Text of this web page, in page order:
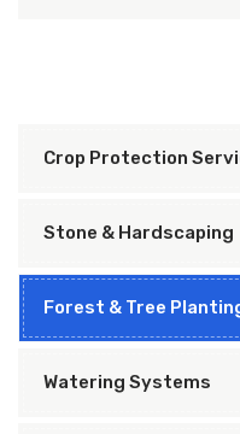
Crop Protection
Stone & Hardscaping
Forest & Tree
Watering Systems